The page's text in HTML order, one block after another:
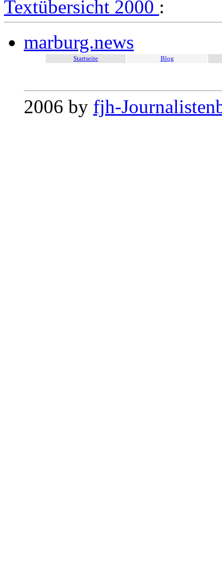
Textübersicht 2000 :
marburg.news
Startseite Blog
2006 by fjh-